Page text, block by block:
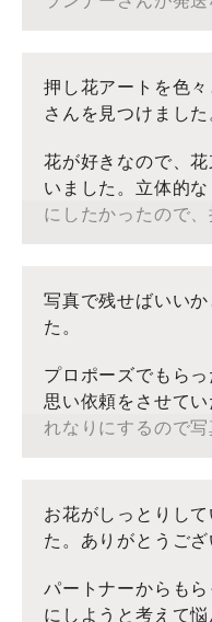
■ぶるーむ：YouTube
※当社ぶるーむでは、
ラワーと呼んでおりま
ま転記しております。
で楽でした。５か
と思っています。あ
■ぶるーむ：YouTube
■お客様の声：トップ
押し花アートを色
さんを見つけました
花が好きなので、
いました。立体的
にしたかったので
たところ、ぶるー
■ぶるーむ：インスタ
■ぶるーむ：YouTube
■お客様の声：トップ
※当社ぶるーむでは、
ラワーと呼んでおりま
写真で残せばいい
た。
プロポーズでもら
思い依頼をさせて
れなりにするので
うと考えていまし
願いしました。結
かったと心の底か
く良かったです。
面もサービス面も
お花がしっとりし
た。ありがとうござ
パートナーからも
にしようと考えて